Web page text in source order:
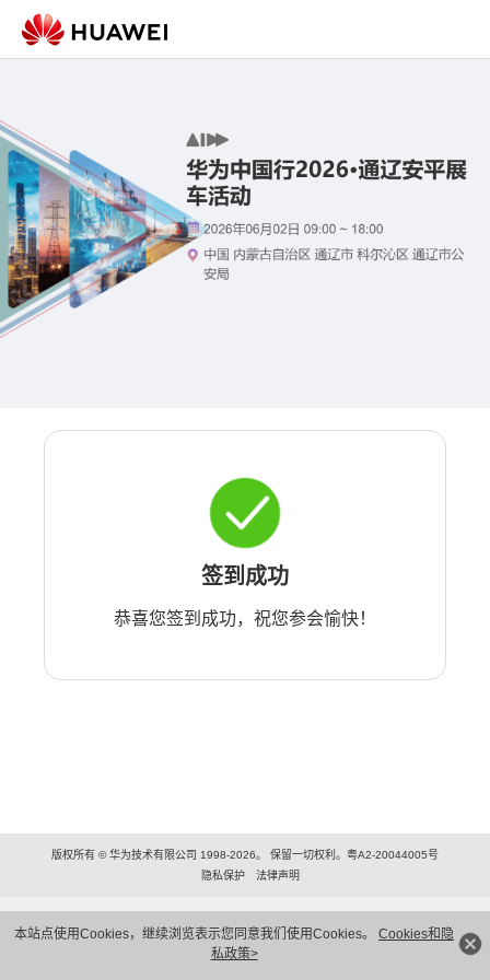
本站点使用Cookies，继续浏览表示您同意我们使用Cookies。 Cookies和隐
私政策>
签到成功
恭喜您签到成功，祝您参会愉快！
版权所有 © 华为技术有限公司 1998-2026。 保留一切权利。粤A2-20044005号
隐私保护
法律声明